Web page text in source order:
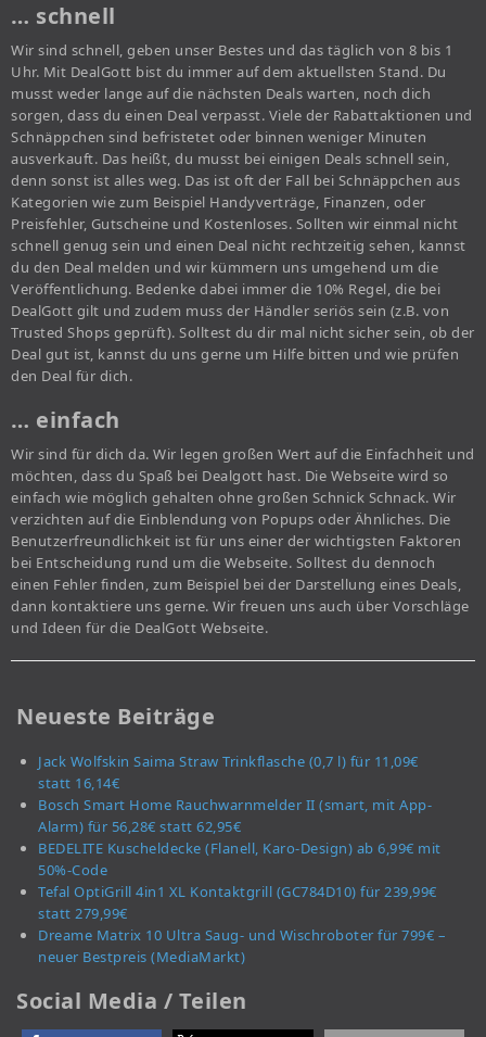
… schnell
Wir sind schnell, geben unser Bestes und das täglich von 8 bis 1
Uhr. Mit DealGott bist du immer auf dem aktuellsten Stand. Du
musst weder lange auf die nächsten Deals warten, noch dich
sorgen, dass du einen Deal verpasst. Viele der Rabattaktionen und
Schnäppchen sind befristetet oder binnen weniger Minuten
ausverkauft. Das heißt, du musst bei einigen Deals schnell sein,
denn sonst ist alles weg. Das ist oft der Fall bei Schnäppchen aus
Kategorien wie zum Beispiel Handyverträge, Finanzen, oder
Preisfehler, Gutscheine und Kostenloses. Sollten wir einmal nicht
schnell genug sein und einen Deal nicht rechtzeitig sehen, kannst
du den Deal melden und wir kümmern uns umgehend um die
Veröffentlichung. Bedenke dabei immer die 10% Regel, die bei
DealGott gilt und zudem muss der Händler seriös sein (z.B. von
Trusted Shops geprüft). Solltest du dir mal nicht sicher sein, ob der
Deal gut ist, kannst du uns gerne um Hilfe bitten und wie prüfen
den Deal für dich.
… einfach
Wir sind für dich da. Wir legen großen Wert auf die Einfachheit und
möchten, dass du Spaß bei Dealgott hast. Die Webseite wird so
einfach wie möglich gehalten ohne großen Schnick Schnack. Wir
verzichten auf die Einblendung von Popups oder Ähnliches. Die
Benutzerfreundlichkeit ist für uns einer der wichtigsten Faktoren
bei Entscheidung rund um die Webseite. Solltest du dennoch
einen Fehler finden, zum Beispiel bei der Darstellung eines Deals,
dann kontaktiere uns gerne. Wir freuen uns auch über Vorschläge
und Ideen für die DealGott Webseite.
Neueste Beiträge
Jack Wolfskin Saima Straw Trinkflasche (0,7 l) für 11,09€
statt 16,14€
Bosch Smart Home Rauchwarnmelder II (smart, mit App-
Alarm) für 56,28€ statt 62,95€
BEDELITE Kuscheldecke (Flanell, Karo-Design) ab 6,99€ mit
50%-Code
Tefal OptiGrill 4in1 XL Kontaktgrill (GC784D10) für 239,99€
statt 279,99€
Dreame Matrix 10 Ultra Saug- und Wischroboter für 799€ –
neuer Bestpreis (MediaMarkt)
Social Media / Teilen